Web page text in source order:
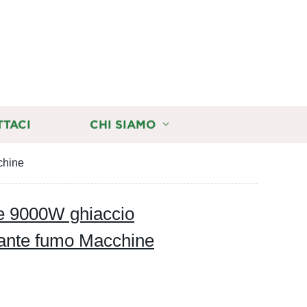
CHI SIAMO
9000W ghiaccio
fumo Macchine